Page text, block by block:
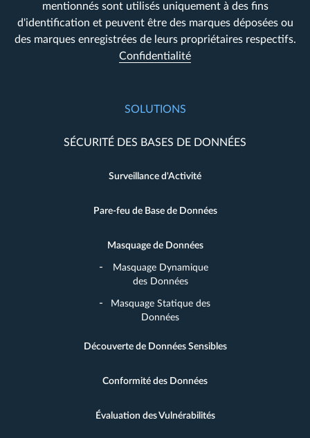
mentionnés sont utilisés uniquement à des fins
d'identification et peuvent être des marques déposées ou
des marques enregistrées de leurs propriétaires respectifs.
Confidentialité
SOLUTIONS
SÉCURITÉ DES BASES DE DONNÉES
Surveillance d'Activité
Pare-feu de Base de Données
Masquage de Données
Masquage Dynamique
des Données
Masquage Statique des
Données
Découverte de Données Sensibles
Conformité des Données
Évaluation des Vulnérabilités